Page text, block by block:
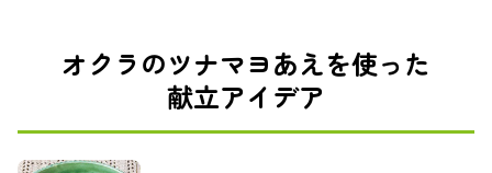
オクラのツナマヨあえを使った
献立アイデア